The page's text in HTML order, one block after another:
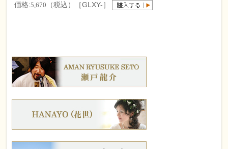
価格:5,670 （税込）［GLXY-］